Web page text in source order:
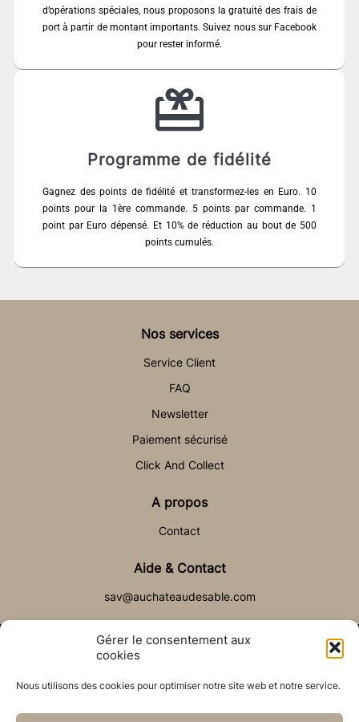
Gérer le consentement aux
cookies
Nous utilisons des cookies pour optimiser notre site web et notre service.
d’opérations spéciales, nous proposons la gratuité des frais de
port à partir de montant importants. Suivez nous sur Facebook
pour rester informé.
Programme de fidélité
Gagnez des points de fidélité et transformez-les en Euro. 10
points pour la 1ère commande. 5 points par commande. 1
point par Euro dépensé. Et 10% de réduction au bout de 500
points cumulés.
Nos services
Service Client
FAQ
Newsletter
Paiement sécurisé
Click And Collect
A propos
Contact
Aide & Contact
sav@auchateaudesable.com
CGV
Réalisé par l’agence web : PixelsAgency.fr